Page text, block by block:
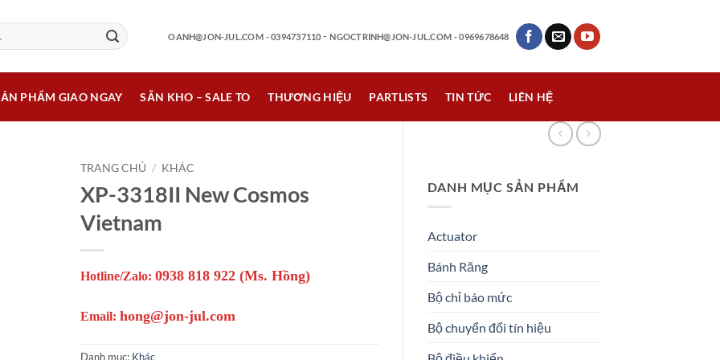
OANH@JON-JUL.COM - 0394737110 -NGOCTRINH@JON-JUL.COM - 0969678648
PHẨM GIAO NGAY SẴN KHO – SALE TO THƯƠNG HIỆU PARTLISTS TIN TỨC LIÊN HỆ
DANH MỤC SẢN PHẨM
Actuator
Bánh Răng
Bộ chỉ báo mức
Bộ chuyển đổi tín hiệu
TRANG CHỦ / KHÁC
XP-3318II New Cosmos
Vietnam
Hotline/Zalo: 0938 818 922 (Ms. Hồng)
Email: hong@jon-jul.com
Danh mục: Khác